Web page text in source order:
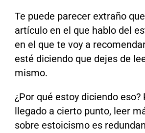
Te puede parecer extraño
artículo en el que hablo del
en el que te voy a
esté diciendo que dejes de
mismo.
¿Por qué estoy diciendo eso?
llegado a cierto punto, leer
sobre estoicismo es